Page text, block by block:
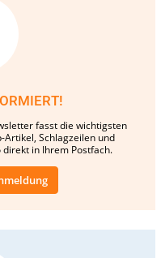
fasst die wichtigsten
Artikel, Schlagzeilen und
in Ihrem Postfach.